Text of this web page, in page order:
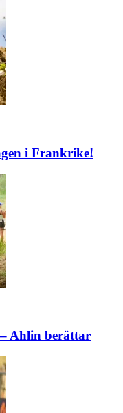
i Frankrike!
Ahlin berättar